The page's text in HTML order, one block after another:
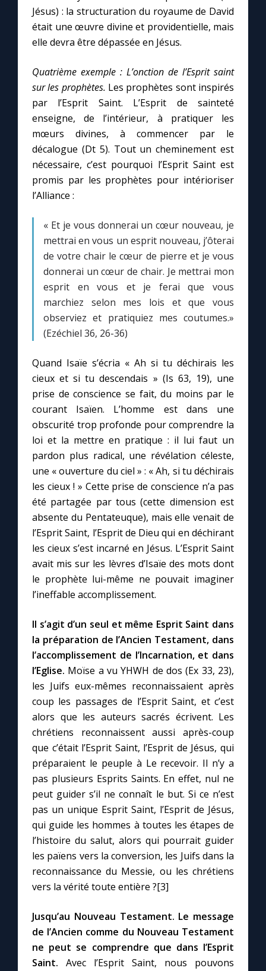
Jésus) : la structuration du royaume de David
était une œuvre divine et providentielle, mais
elle devra être dépassée en Jésus.
Quatrième exemple : L’onction de l’Esprit saint
sur les prophètes. Les prophètes sont inspirés
par l’Esprit Saint. L’Esprit de sainteté
enseigne, de l’intérieur, à pratiquer les
mœurs divines, à commencer par le
décalogue (Dt 5). Tout un cheminement est
nécessaire, c’est pourquoi l’Esprit Saint est
promis par les prophètes pour intérioriser
l’Alliance :
« Et je vous donnerai un cœur nouveau, je
mettrai en vous un esprit nouveau, j’ôterai
de votre chair le cœur de pierre et je vous
donnerai un cœur de chair. Je mettrai mon
esprit en vous et je ferai que vous
marchiez selon mes lois et que vous
observiez et pratiquiez mes coutumes.»
(Ezéchiel 36, 26-36)
Quand Isaïe s’écria « Ah si tu déchirais les
cieux et si tu descendais » (Is 63, 19), une
prise de conscience se fait, du moins par le
courant Isaïen. L’homme est dans une
obscurité trop profonde pour comprendre la
loi et la mettre en pratique : il lui faut un
pardon plus radical, une révélation céleste,
une « ouverture du ciel » : « Ah, si tu déchirais
les cieux ! » Cette prise de conscience n’a pas
été partagée par tous (cette dimension est
absente du Pentateuque), mais elle venait de
l’Esprit Saint, l’Esprit de Dieu qui en déchirant
les cieux s’est incarné en Jésus. L’Esprit Saint
avait mis sur les lèvres d’Isaïe des mots dont
le prophète lui-même ne pouvait imaginer
l’ineffable accomplissement.
Il s’agit d’un seul et même Esprit Saint dans
la préparation de l’Ancien Testament, dans
l’accomplissement de l’Incarnation, et dans
l’Eglise. Moïse a vu YHWH de dos (Ex 33, 23),
les Juifs eux-mêmes reconnaissaient après
coup les passages de l’Esprit Saint, et c’est
alors que les auteurs sacrés écrivent. Les
chrétiens reconnaissent aussi après-coup
que c’était l’Esprit Saint, l’Esprit de Jésus, qui
préparaient le peuple à Le recevoir. Il n’y a
pas plusieurs Esprits Saints. En effet, nul ne
peut guider s’il ne connaît le but. Si ce n’est
pas un unique Esprit Saint, l’Esprit de Jésus,
qui guide les hommes à toutes les étapes de
l’histoire du salut, alors qui pourrait guider
les païens vers la conversion, les Juifs dans la
reconnaissance du Messie, ou les chrétiens
vers la vérité toute entière ?[3]
Jusqu’au Nouveau Testament. Le message
de l’Ancien comme du Nouveau Testament
ne peut se comprendre que dans l’Esprit
Saint. Avec l’Esprit Saint, nous pouvons